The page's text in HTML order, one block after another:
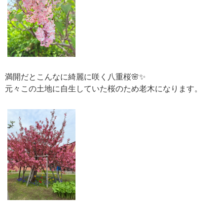
満開だとこんなに綺麗に咲く八重桜🌸✨
元々この土地に自生していた桜のため老木になります。